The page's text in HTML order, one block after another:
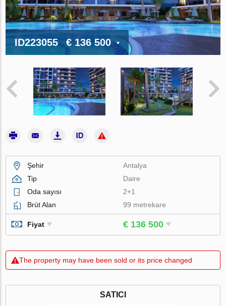
ID223055 € 136 500
Şehir
Antalya
Tip
Daire
Oda sayısı
2+1
Brüt Alan
99 metrekare
Fiyat € 136 500
The property may have been sold or its price changed
SATICI